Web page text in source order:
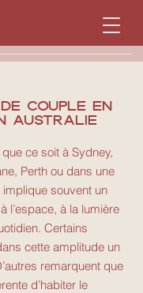
couple en
australie
ce soit à Sydney,
Perth ou dans une
souvent un
l’espace, à la lumière
Certains
cette amplitude un
remarquent que
d’habiter le